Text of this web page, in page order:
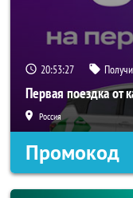
20:53:25
Первая поездка от
Россия
Промокод